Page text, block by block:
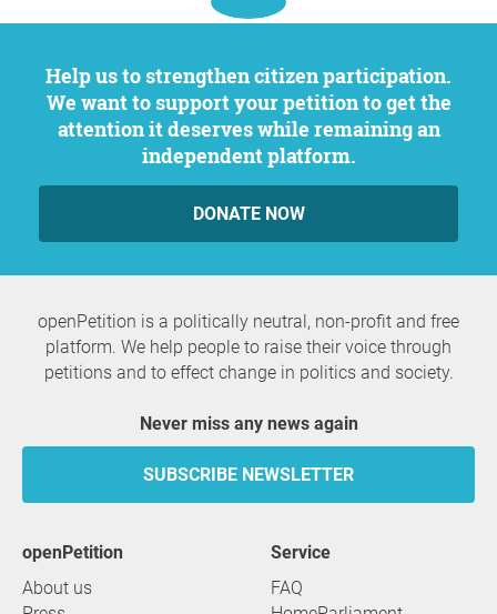
Help us to strengthen citizen participation.
We want to support your petition to get the
attention it deserves while remaining an
independent platform.
DONATE NOW
openPetition is a politically neutral, non-profit and free
platform. We help people to raise their voice through
petitions and to effect change in politics and society.
Never miss any news again
SUBSCRIBE NEWSLETTER
openPetition
About us
service
FAQ